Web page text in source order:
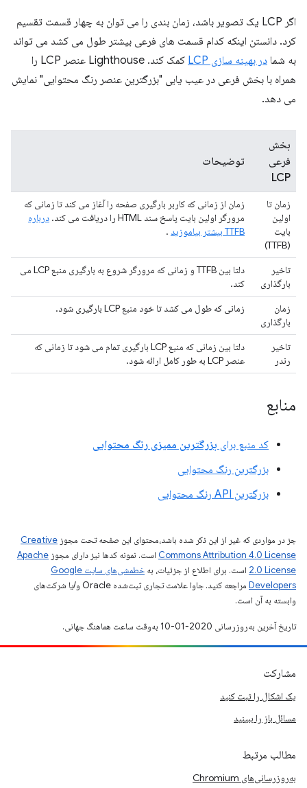
اگر LCP یک تصویر باشد، زمان بندی را می توان به چهار قسمت تقسیم
کرد. دانستن اینکه کدام قسمت های فرعی بیشتر طول می کشد می تواند
به شما در بهینه سازی LCP
کمک کند. Lighthouse عنصر LCP را
همراه با بخش فرعی در عیب یابی "بزرگترین عنصر رنگ محتوایی" نمایش
می دهد.
بخش
فرعی
LCP
توضیحات
زمان تا
اولین
بایت
(TTFB)
زمان از زمانی که کاربر بارگیری صفحه را آغاز می کند تا زمانی که
مرورگر اولین بایت پاسخ سند HTML را دریافت می کند.
درباره
TTFB بیشتر بیاموزید
.
تاخیر
بارگذاری
دلتا بین TTFB و زمانی که مرورگر شروع به بارگیری منبع LCP می
کند.
زمان
بارگذاری
زمانی که طول می کشد تا خود منبع LCP بارگیری شود.
تاخیر
رندر
دلتا بین زمانی که منبع LCP بارگیری تمام می شود تا زمانی که
عنصر LCP به طور کامل ارائه شود.
منابع
کد منبع برای بزرگترین ممیزی رنگ محتوایی
بزرگترین رنگ محتوایی
بزرگترین API رنگ محتوایی
جز در مواردی که غیر از این ذکر شده باشد،‌محتوای این صفحه تحت مجوز Creative
Commons Attribution 4.0 License است. نمونه کدها نیز دارای مجوز Apache
2.0 License است. برای اطلاع از جزئیات، به
خطمشی‌های سایت Google
Developers‏
مراجعه کنید. جاوا علامت تجاری ثبت‌شده Oracle و/یا شرکت‌های
وابسته به آن است.
تاریخ آخرین به‌روزرسانی 2020-01-10 به‌وقت ساعت هماهنگ جهانی.
مشارکت
یک اشکال را ثبت کنید
مسائل باز را ببینید
مطالب مرتبط
به‌روزرسانی‌های Chromium